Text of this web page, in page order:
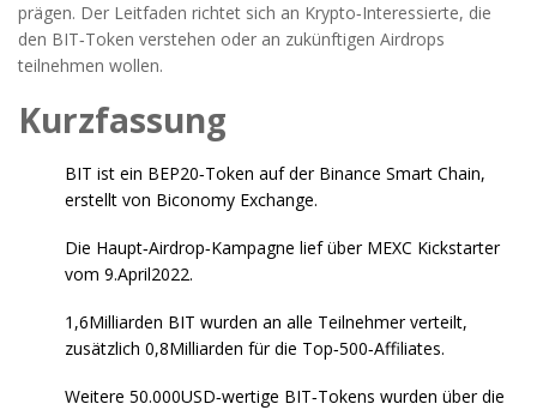
prägen. Der Leitfaden richtet sich an Krypto‑Interessierte, die
den BIT‑Token verstehen oder an zukünftigen Airdrops
teilnehmen wollen.
Kurzfassung
BIT ist ein BEP20‑Token auf der Binance Smart Chain,
erstellt von Biconomy Exchange.
Die Haupt‑Airdrop‑Kampagne lief über MEXC Kickstarter
vom 9.April2022.
1,6Milliarden BIT wurden an alle Teilnehmer verteilt,
zusätzlich 0,8Milliarden für die Top‑500‑Affiliates.
Weitere 50.000USD‑wertige BIT‑Tokens wurden über die